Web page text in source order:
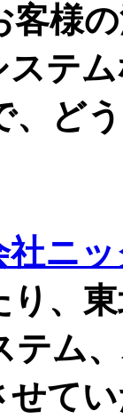
客様
ステ
、ど
社ニ
、
テム
せて